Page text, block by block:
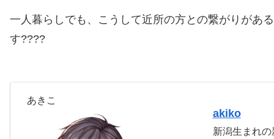
一人暮らしでも、こうして近所の方との繋がりがあ
す????
あきこ
akiko
新潟生まれ